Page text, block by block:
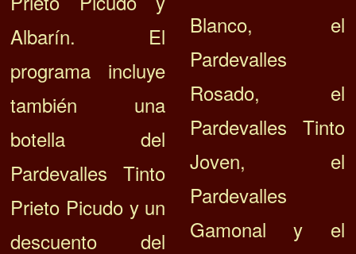
Albarín. El
programa incluye
también una
botella del
Pardevalles Tinto
Prieto Picudo y un
descuento del
Blanco, el
Pardevalles
Rosado, el
Pardevalles Tinto
Joven, el
Pardevalles
Gamonal y el